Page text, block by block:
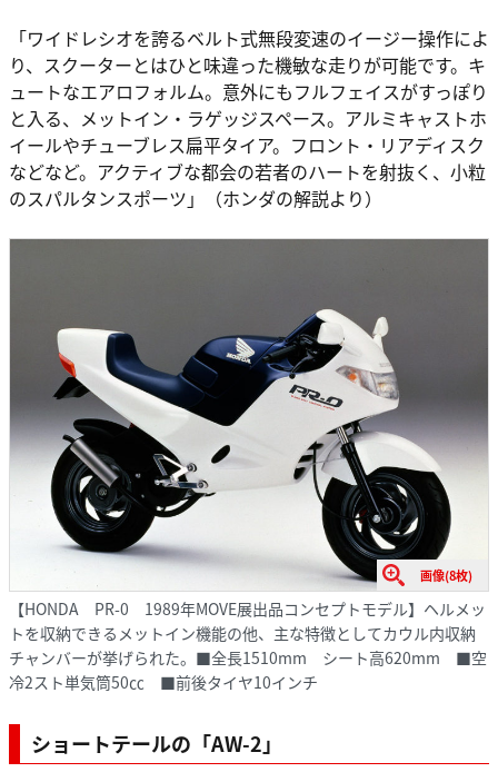
「ワイドレシオを誇るベルト式無段変速のイージー操作によ
り、スクーターとはひと味違った機敏な走りが可能です。キ
ュートなエアロフォルム。意外にもフルフェイスがすっぽり
と入る、メットイン・ラゲッジスペース。アルミキャストホ
イールやチューブレス扁平タイア。フロント・リアディスク
などなど。アクティブな都会の若者のハートを射抜く、小粒
のスパルタンスポーツ」（ホンダの解説より）
画像(8枚)
【HONDA PR-0 1989年MOVE展出品コンセプトモデル】ヘルメッ
トを収納できるメットイン機能の他、主な特徴としてカウル内収納
チャンバーが挙げられた。■全長1510mm シート高620mm ■空
冷2スト単気筒50㏄ ■前後タイヤ10インチ
ショートテールの「AW-2」